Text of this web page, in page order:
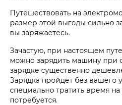
Путешествовать на
размер этой выгоды сильно
вы заряжаетесь.
Зачастую, при настоящем
можно зарядить машину при
зарядке существенно
Зарядка пройдет без вашего
специально тратить время
потребуется.